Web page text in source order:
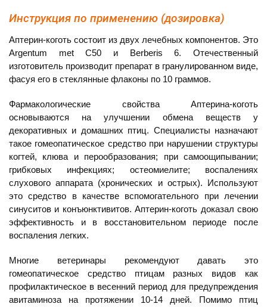
Инструкция по применению (дозировка)
Аптерин-коготь состоит из двух лечебных компонентов. Это
Argentum met C50 и Berberis 6. Отечественный
изготовитель производит препарат в гранулированном виде,
фасуя его в стеклянные флаконы по 10 граммов.
Фармакологические свойства Аптерина-коготь
основываются на улучшении обмена веществ у
декоративных и домашних птиц. Специалисты назначают
такое гомеопатическое средство при нарушении структуры
когтей, клюва и перообразования; при самоощипывании;
грибковых инфекциях; остеомиелите; воспалениях
слухового аппарата (хронических и острых). Используют
это средство в качестве вспомогательного при лечении
синуситов и конъюнктивитов. Аптерин-коготь доказал свою
эффективность и в восстановительном периоде после
воспаления легких.
Многие ветеринары рекомендуют давать это
гомеопатическое средство птицам разных видов как
профилактическое в весенний период для предупреждения
авитаминоза на протяжении 10-14 дней. Помимо птиц